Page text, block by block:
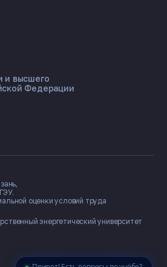
— ПОМОЩНИК КГЭУ
📋 Приёмная комиссия
и высшего
Федерации
энергетический университет
оценки условий труда